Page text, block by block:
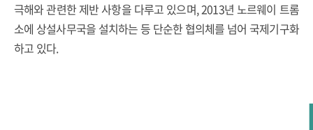
극해와 관련한 제반 사항을 다루고 있으며, 2013년 노르웨이 트롬
소에 상설사무국을 설치하는 등 단순한 협의체를 넘어 국제기구화
하고 있다.